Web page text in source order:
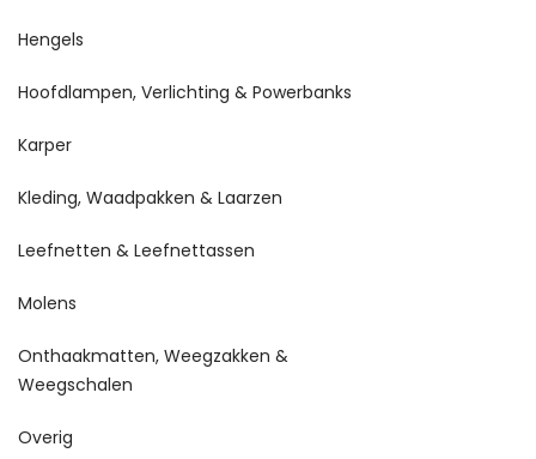
Hengels
Hoofdlampen, Verlichting & Powerbanks
Karper
Kleding, Waadpakken & Laarzen
Leefnetten & Leefnettassen
Molens
Onthaakmatten, Weegzakken &
Weegschalen
Overig